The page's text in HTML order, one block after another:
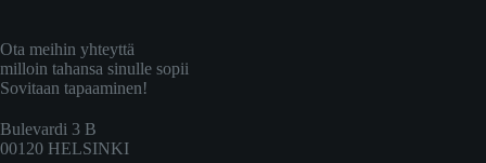
Ota meihin yhteyttä
milloin tahansa sinulle sopii
Sovitaan tapaaminen!
Bulevardi 3 B
00120 HELSINKI